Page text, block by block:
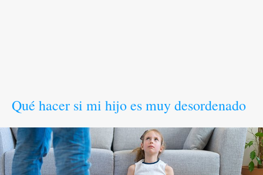
Qué hacer si mi hijo es muy desordenado